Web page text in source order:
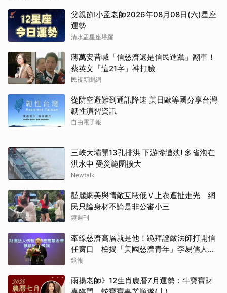
父親節!小孟老師2026年08月08日(六)星座
運勢
清水孟星座塔羅
蔣萬安昔喊「信慈濟還是信民進黨」翻車！
蔡英文「這21字」神打臉
民視新聞網
從防空避難到通訊降速 美日歐等國分享台灣
韌性演習資訊
自由電子報
三峽大壩開13孔排洪 下游慘遭殃! 多省泡在
洪水中 受災範圍擴大
Newtalk
豔麗網美與情敵互毆低Ｖ上衣遭扯走光 網
民只論身材不論是非公審小三
鏡週刊
牽線慈濟高層就是他！跪拜證嚴法師打開信
任窗口 檢揭「美國慈濟青年」李易儒人脈
網絡
鏡報
雨揚老師》12生肖農曆7月運勢：牛寶寶財